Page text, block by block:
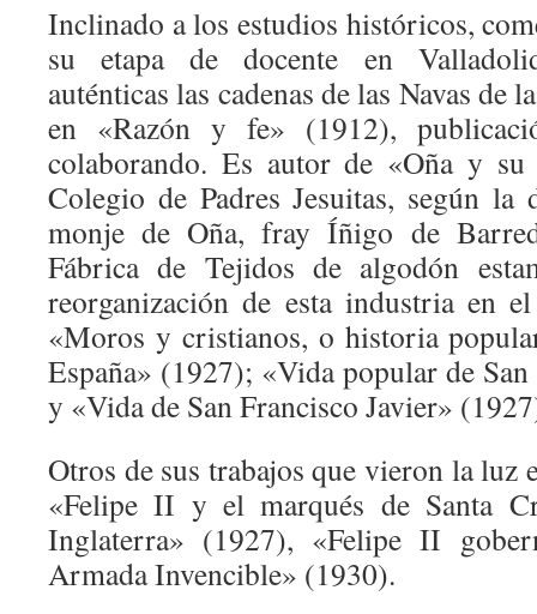
Inclinado a los estudios históricos,
su etapa de docente en
auténticas las cadenas de las Navas de
en «Razón y fe» (1912),
colaborando. Es autor de «Oña y
Colegio de Padres Jesuitas, según la
monje de Oña, fray Íñigo de
Fábrica de Tejidos de algodón
reorganización de esta industria en
«Moros y cristianos, o historia
España» (1927); «Vida popular de
y «Vida de San Francisco Javier»
Otros de sus trabajos que vieron la luz
«Felipe II y el marqués de Santa
Inglaterra» (1927), «Felipe II
Armada Invencible» (1930).